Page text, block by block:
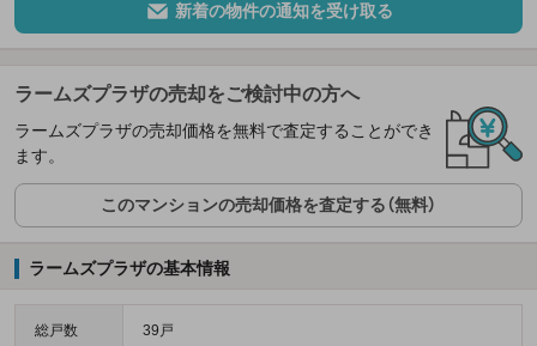
新着の物件の通知を受け取る
ラームズプラザの売却をご検討中の方へ
ラームズプラザの売却価格を無料で査定することができ
ます。
このマンションの売却価格を査定する（無料）
ラームズプラザの基本情報
総戸数 39戸